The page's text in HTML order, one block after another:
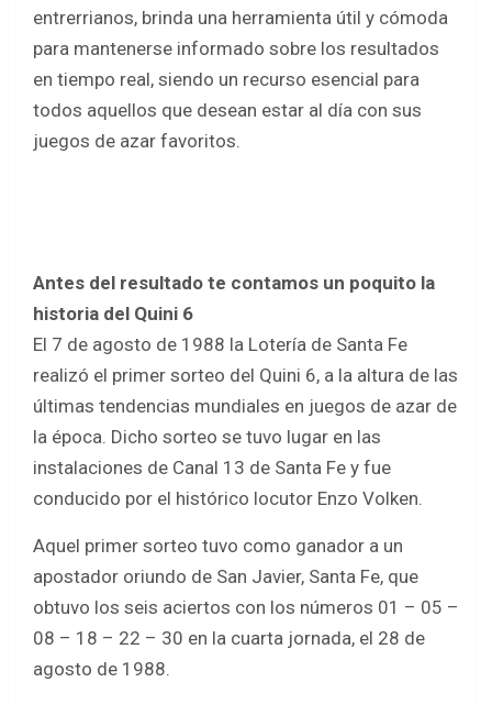
entrerrianos, brinda una herramienta útil y cómoda
para mantenerse informado sobre los resultados
en tiempo real, siendo un recurso esencial para
todos aquellos que desean estar al día con sus
juegos de azar favoritos.
Antes del resultado te contamos un poquito la
historia del Quini 6
El 7 de agosto de 1988 la Lotería de Santa Fe
realizó el primer sorteo del Quini 6, a la altura de las
últimas tendencias mundiales en juegos de azar de
la época. Dicho sorteo se tuvo lugar en las
instalaciones de Canal 13 de Santa Fe y fue
conducido por el histórico locutor Enzo Volken.
Aquel primer sorteo tuvo como ganador a un
apostador oriundo de San Javier, Santa Fe, que
obtuvo los seis aciertos con los números 01 – 05 –
08 – 18 – 22 – 30 en la cuarta jornada, el 28 de
agosto de 1988.